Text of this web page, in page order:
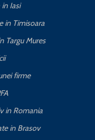
Iasi
in Timisoara
Targu Mures
firme
in Romania
in Brasov